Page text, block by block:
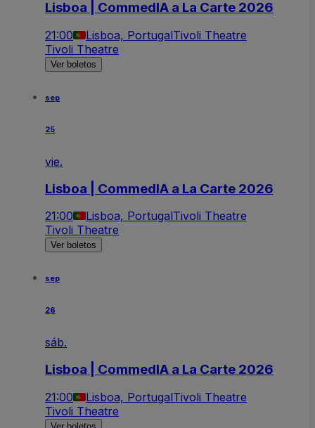
Lisboa | CommedIA a La Carte 2026
21:00 Lisboa, PortugalTivoli Theatre
Tivoli Theatre
Ver boletos
sep
25
vie.
Lisboa | CommedIA a La Carte 2026
21:00 Lisboa, PortugalTivoli Theatre
Tivoli Theatre
Ver boletos
sep
26
sáb.
Lisboa | CommedIA a La Carte 2026
21:00 Lisboa, PortugalTivoli Theatre
Tivoli Theatre